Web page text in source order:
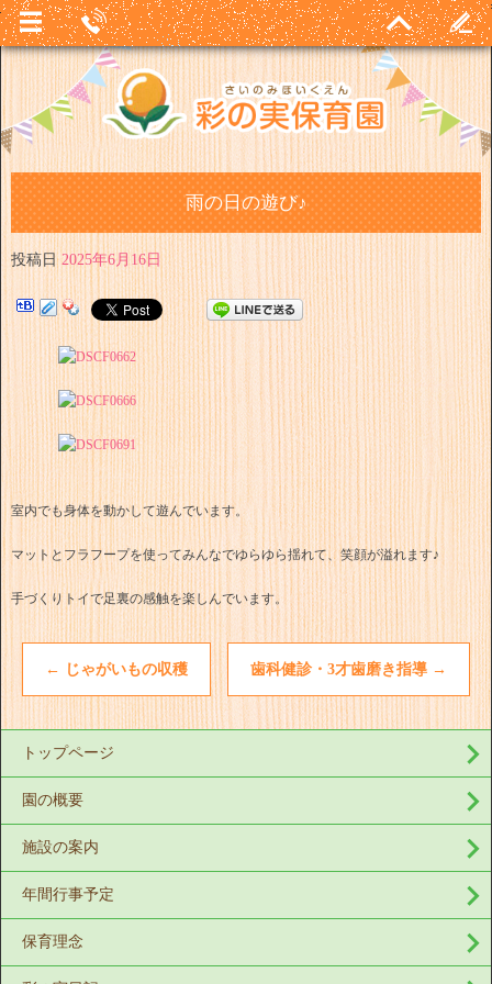
雨の日の遊び♪
投稿日 2025年6月16日
室内でも身体を動かして遊んでいます。
マットとフラフープを使ってみんなでゆらゆら揺れて、笑顔が溢れます♪
手づくりトイで足裏の感触を楽しんでいます。
← じゃがいもの収穫 歯科健診・3才歯磨き指導 →
トップページ
園の概要
施設の案内
年間行事予定
保育理念